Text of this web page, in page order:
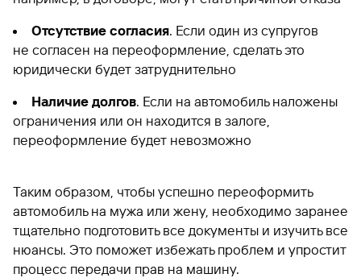
Отсутствие согласия. Если один из супругов
не согласен на переоформление, сделать это
юридически будет затруднительно
Наличие долгов. Если на автомобиль наложены
ограничения или он находится в залоге,
переоформление будет невозможно
Таким образом, чтобы успешно переоформить
автомобиль на мужа или жену, необходимо заранее
тщательно подготовить все документы и изучить все
нюансы. Это поможет избежать проблем и упростит
процесс передачи прав на машину.